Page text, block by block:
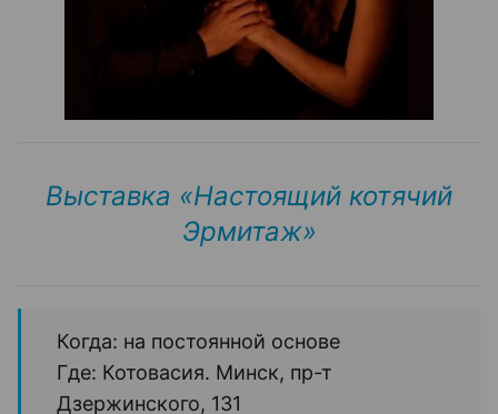
Выставка «Настоящий котячий
Эрмитаж»
Когда: на постоянной основе
Где: Котовасия. Минск, пр-т
Дзержинского, 131